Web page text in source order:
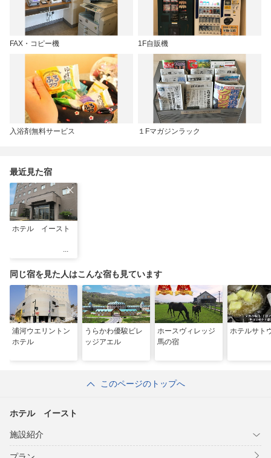
FAX・コピー機 1F自販機
入浴剤無料サービス １Fマガジンラック
最近見た宿
ホテル イースト
同じ宿を見た人はこんな宿も見ています
浦河ウエリントン
ホテル
うらかわ優駿ビレ
ッジアエル
ホースヴィレッジ
馬の宿
ホテルサト
このページのトップへ
ホテル イースト
施設紹介